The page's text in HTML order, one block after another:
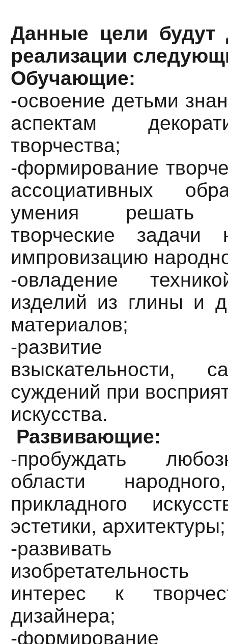
Данные цели будут
реализации
Обучающие:
-освоение детьми
аспектам
творчества;
-формирование
ассоциативных
умения решать
творческие
импровизацию
-овладение
изделий из глины и
материалов;
-развитие
взыскательности,
суждений при
искусства.
Развивающие:
-пробуждать
области
прикладного
эстетики, архитектуры;
-развивать
интерес к
дизайнера;
-формирование